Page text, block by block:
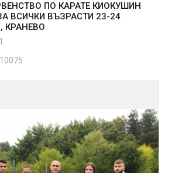
ПО КАРАТЕ КИОКУШИН
ВСИЧКИ ВЪЗРАСТИ 23-24
КРАНЕВО